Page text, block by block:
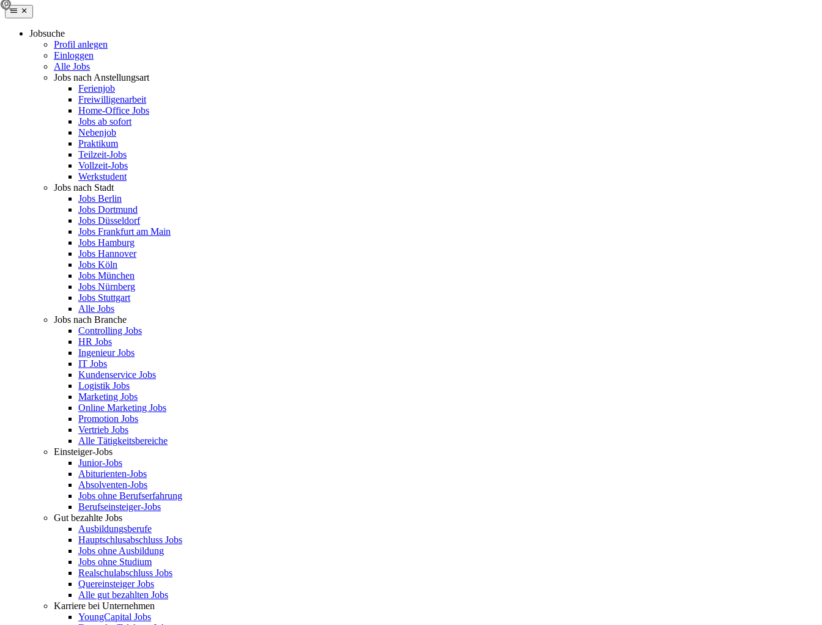
Jobsuche
Profil anlegen
Einloggen
Alle Jobs
Jobs nach Anstellungsart
Ferienjob
Freiwilligenarbeit
Home-Office Jobs
Jobs ab sofort
Nebenjob
Praktikum
Teilzeit-Jobs
Vollzeit-Jobs
Werkstudent
Jobs nach Stadt
Jobs Berlin
Jobs Dortmund
Jobs Düsseldorf
Jobs Frankfurt am Main
Jobs Hamburg
Jobs Hannover
Jobs Köln
Jobs München
Jobs Nürnberg
Jobs Stuttgart
Alle Jobs
Jobs nach Branche
Controlling Jobs
HR Jobs
Ingenieur Jobs
IT Jobs
Kundenservice Jobs
Logistik Jobs
Marketing Jobs
Online Marketing Jobs
Promotion Jobs
Vertrieb Jobs
Alle Tätigkeitsbereiche
Einsteiger-Jobs
Junior-Jobs
Abiturienten-Jobs
Absolventen-Jobs
Jobs ohne Berufserfahrung
Berufseinsteiger-Jobs
Gut bezahlte Jobs
Ausbildungsberufe
Hauptschlusabschluss Jobs
Jobs ohne Ausbildung
Jobs ohne Studium
Realschulabschluss Jobs
Quereinsteiger Jobs
Alle gut bezahlten Jobs
Karriere bei Unternehmen
YoungCapital Jobs